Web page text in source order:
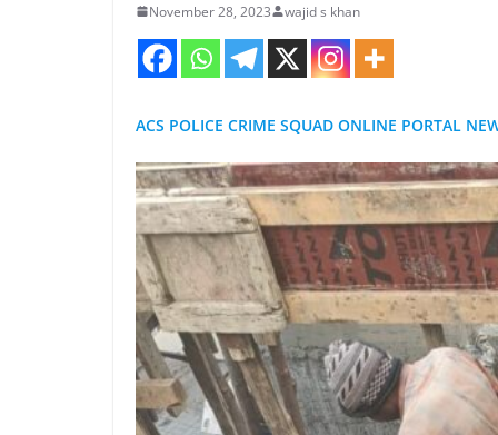
November 28, 2023 wajid s khan
ACS POLICE CRIME SQUAD ONLINE PORTAL